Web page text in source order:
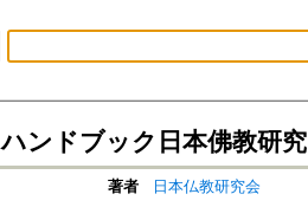
ハンドブック日本佛教研究
著者
日本仏教研究会